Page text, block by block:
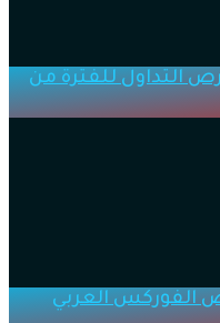
التداول للفترة من
الفوركس العربي